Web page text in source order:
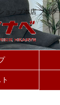
ョップ本店 ブログ